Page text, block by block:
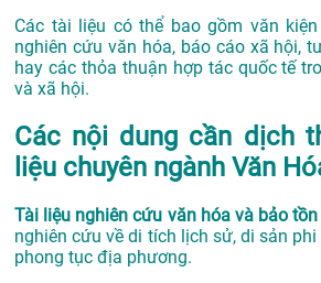
Các tài liệu có thể bao gồm văn
nghiên cứu văn hóa, báo cáo xã hội,
hay các thỏa thuận hợp tác quốc tế
và xã hội.
Các nội dung cần dịch
liệu chuyên ngành Văn
Tài liệu nghiên cứu văn hóa và bảo
nghiên cứu về di tích lịch sử, di sản
phong tục địa phương.